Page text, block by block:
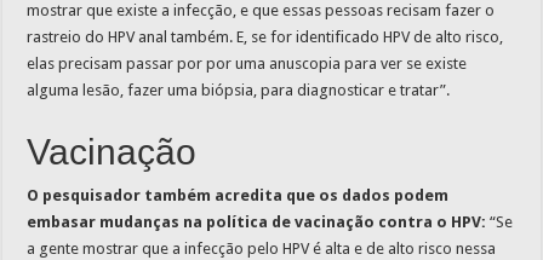
mostrar que existe a infecção, e que essas pessoas recisam fazer o
rastreio do HPV anal também. E, se for identificado HPV de alto risco,
elas precisam passar por por uma anuscopia para ver se existe
alguma lesão, fazer uma biópsia, para diagnosticar e tratar”.
Vacinação
O pesquisador também acredita que os dados podem
embasar mudanças na política de vacinação contra o HPV: “Se
a gente mostrar que a infecção pelo HPV é alta e de alto risco nessa